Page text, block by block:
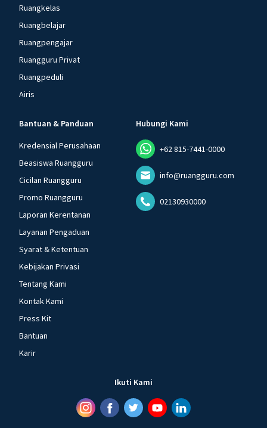
Ruangkelas
Ruangbelajar
Ruangpengajar
Ruangguru Privat
Ruangpeduli
Airis
Bantuan & Panduan
Kredensial Perusahaan
Beasiswa Ruangguru
Cicilan Ruangguru
Promo Ruangguru
Laporan Kerentanan
Layanan Pengaduan
Syarat & Ketentuan
Kebijakan Privasi
Tentang Kami
Kontak Kami
Press Kit
Bantuan
Karir
Hubungi Kami
+62 815-7441-0000
info@ruangguru.com
02130930000
Ikuti Kami